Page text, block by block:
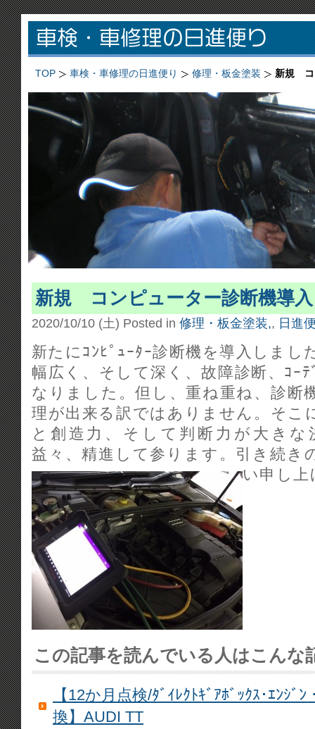
TOP 車検・車修理の日進便り 修理・板金塗装 新規 コ
新規 コンピューター診断機導
2020/10/10 (土) Posted in 修理・板金塗装,, 日進
新たにｺﾝﾋﾟｭｰﾀｰ診断機を導入しまし
幅広く、そして深く、故障診断、ｺｰ
なりました。但し、重ね重ね、診断
理が出来る訳ではありません。そこ
と創造力、そして判断力が大き
益々、精進して参ります。引き続き
い申し
この記事を読んでいる人はこんな
【12か月点検/ﾀﾞｲﾚｸﾄｷﾞｱﾎﾞｯｸｽ･ｴﾝｼﾞﾝ
換】AUDI TT